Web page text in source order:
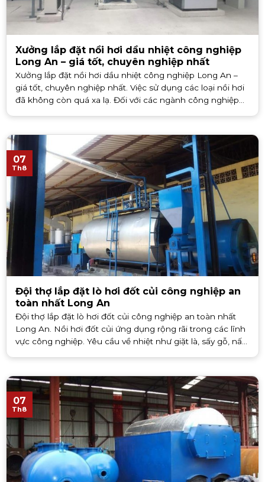
Xưởng lắp đặt nồi hơi dầu nhiệt công nghiệp
Long An – giá tốt, chuyên nghiệp nhất
Xưởng lắp đặt nồi hơi dầu nhiệt công nghiệp Long An –
giá tốt, chuyên nghiệp nhất. Việc sử dụng các loại nồi hơi
đã không còn quá xa lạ. Đối với các ngành công nghiệp
Đội thợ lắp đặt lò hơi đốt củi công nghiệp an
toàn nhất Long An
Đội thợ lắp đặt lò hơi đốt củi công nghiệp an toàn nhất
Long An. Nồi hơi đốt củi ứng dụng rộng rãi trong các lĩnh
vực công nghiệp. Yêu cầu về nhiệt như giặt là, sấy gỗ, nấu
07
Th8
07
Th8